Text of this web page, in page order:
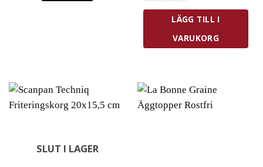
LÄGG TILL I
VARUKORG
SLUT I LAGER